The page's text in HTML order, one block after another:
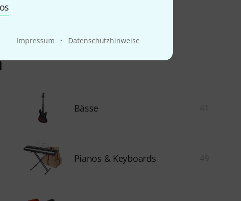
Impressum · Datenschutzhinweise
Bässe
Pianos & Keyboards